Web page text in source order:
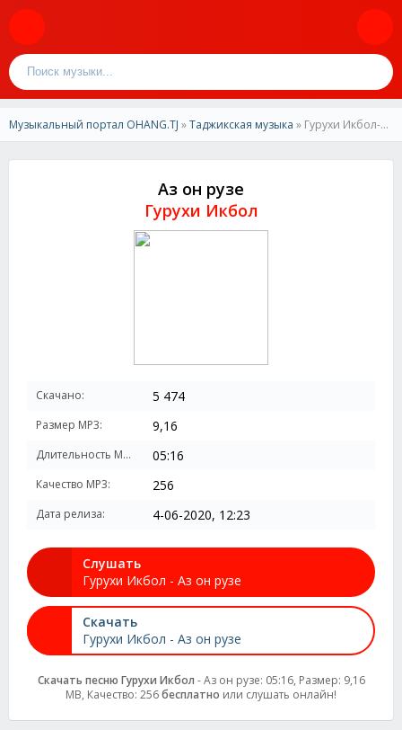
Музыкальный портал OHANG.TJ »Таджикская музыка » Гурухи Икбол-Аз он рузе
Аз он рузе
Гурухи Икбол
Скачано: 5 474
Размер MP3: 9,16
Длительность MP3: 05:16
Качество MP3: 256
Дата релиза: 4-06-2020, 12:23
Слушать
Гурухи Икбол - Аз он рузе
Скачать
Гурухи Икбол - Аз он рузе
Скачать песню Гурухи Икбол - Аз он рузе: 05:16, Размер: 9,16
MB, Качество: 256бесплатно или слушать онлайн!